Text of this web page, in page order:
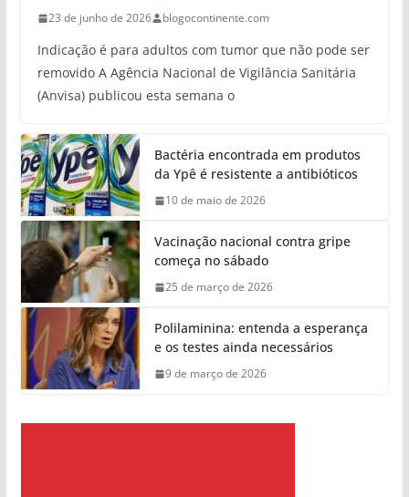
23 de junho de 2026 blogocontinente.com
Indicação é para adultos com tumor que não pode ser
removido A Agência Nacional de Vigilância Sanitária
(Anvisa) publicou esta semana o
Bactéria encontrada em produtos
da Ypê é resistente a antibióticos
10 de maio de 2026
Vacinação nacional contra gripe
começa no sábado
25 de março de 2026
Polilaminina: entenda a esperança
e os testes ainda necessários
9 de março de 2026